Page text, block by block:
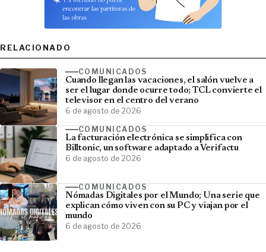
RELACIONADO
COMUNICADOS
Cuando llegan las vacaciones, el salón vuelve a
ser el lugar donde ocurre todo; TCL convierte el
televisor en el centro del verano
6 de agosto de 2026
COMUNICADOS
La facturación electrónica se simplifica con
Billtonic, un software adaptado a Verifactu
6 de agosto de 2026
COMUNICADOS
Nómadas Digitales por el Mundo; Una serie que
explican cómo viven con su PC y viajan por el
mundo
6 de agosto de 2026